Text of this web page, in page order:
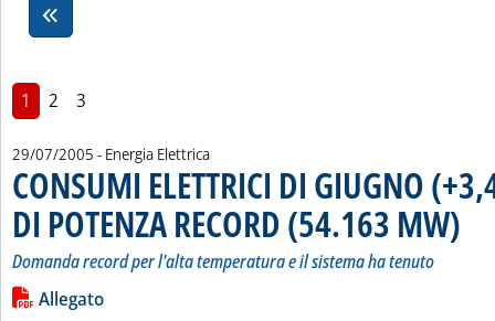
1 2 3
29/07/2005 - Energia Elettrica
CONSUMI ELETTRICI DI GIUGNO
DI POTENZA RECORD (54.163 MW)
Domanda record per l'alta temperatura e il sistema ha tenuto
Leggi tutta la notizia: 'CONSUMI ELETTRICI DI GIUGNO
Lista allegati PDF alla notizia
Allegato